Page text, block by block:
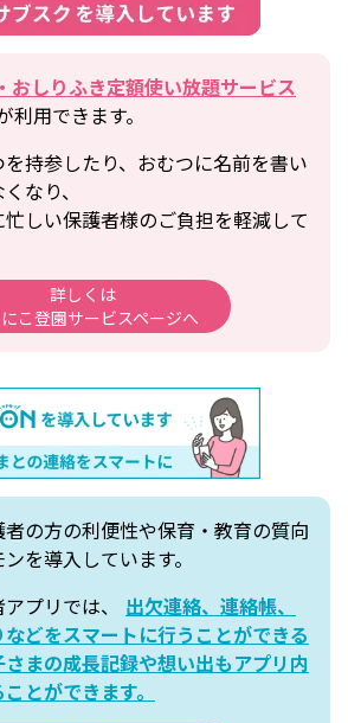
おしりふき定額使い放題サービス
利用できます。
持参したり、おむつに名前を書い
なり、
しい保護者様のご負担を軽減して
詳しくは
こ登園サービスページへ
の方の利便性や保育・教育の質向
を導入しています。
プリでは、
出欠連絡、連絡帳、
どをスマートに行うことができる
まの成長記録や想い出もアプリ内
とができます。